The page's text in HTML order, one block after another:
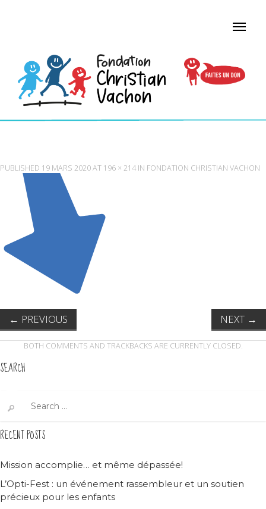
PUBLISHED 19 MARS 2020AT 196 × 214 IN FONDATION CHRISTIAN VACHON
← PREVIOUS NEXT →
BOTH COMMENTS AND TRACKBACKS ARE CURRENTLY CLOSED.
SEARCH
for:
RECENT POSTS
Mission accomplie… et même dépassée!
L’Opti-Fest : un événement rassembleur et un soutien
précieux pour les enfants